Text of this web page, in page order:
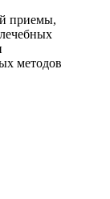
приемы,
методов